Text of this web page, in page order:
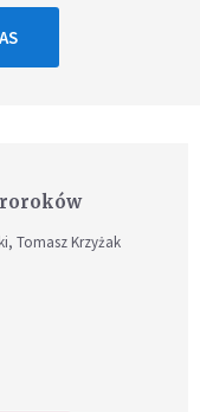
Tomasz Krzyżak